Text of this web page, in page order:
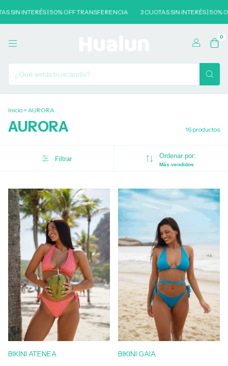
| 50% OFF TRANSFERENCIA 3 CUOTAS SIN INTERÉS | 50% OFF
0
Inicio > AURORA
AURORA 16 productos
Filtrar Ordenar por:
Más vendidos
BIKINI ATENEA BIKINI GAIA